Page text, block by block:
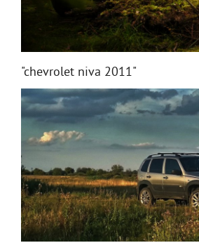
"chevrolet niva 2011"